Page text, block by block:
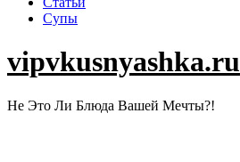
Супы
vipvkusnyashka.ru
Не Это Ли Блюда Вашей Мечты?!